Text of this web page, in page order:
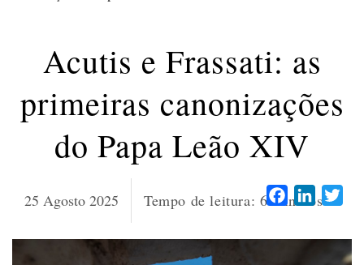
Acutis e Frassati: as
primeiras canonizações
do Papa Leão XIV
25 Agosto 2025 Tempo de leitura: 6 minutos
Facebook